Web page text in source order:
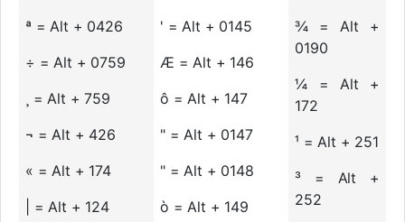
ª = Alt + 0426
÷ = Alt + 0759
¸ = Alt + 759
¬ = Alt + 426
« = Alt + 174
| = Alt + 124
' = Alt + 0145
Æ = Alt + 146
ô = Alt + 147
" = Alt + 0147
" = Alt + 0148
ò = Alt + 149
¾ = Alt +
0190
¼ = Alt +
172
¹ = Alt + 251
³ = Alt +
252